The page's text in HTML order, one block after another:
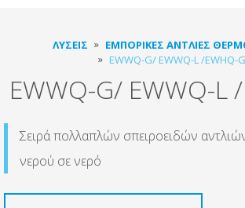
ΛΎΣΕΙΣ
ΕΜΠΟΡΙΚΈΣ ΑΝΤΛΊΕΣ
EWWQ-G/ EWWQ-L /EWHQ-G
EWWQ-G/ EWWQ-L
Σειρά πολλαπλών σπειροειδών
νερού σε νερό